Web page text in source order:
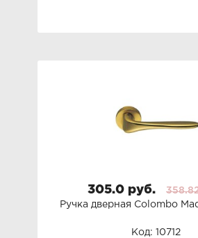
305.0 руб.
Ручка дверная Colombo
Код: 10712